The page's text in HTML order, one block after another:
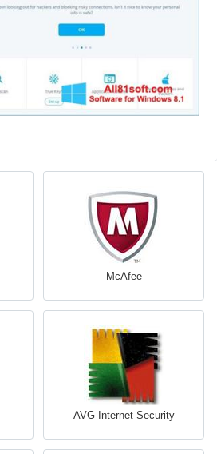
McAfee
AVG Internet Security